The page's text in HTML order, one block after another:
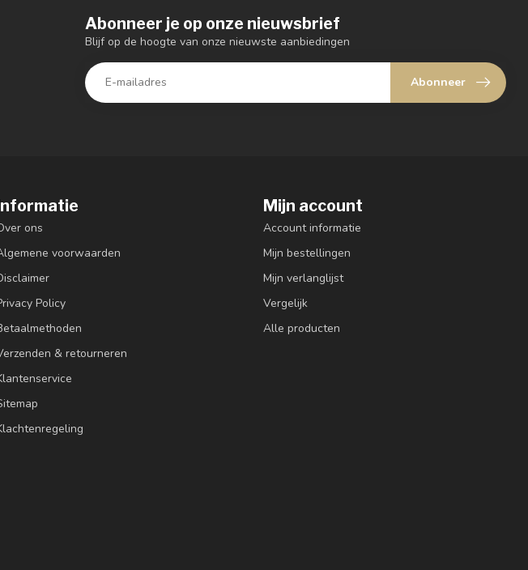
Abonneer je op onze nieuwsbrief
Blijf op de hoogte van onze nieuwste aanbiedingen
Abonneer
ons
voorwaarden
Policy
& retourneren
Mijn account
Account informatie
Mijn bestellingen
Mijn verlanglijst
Vergelijk
Alle producten